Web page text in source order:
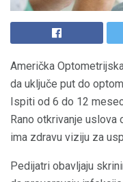
Američka
da uključe put do
Ispiti od 6 do 12
Rano otkrivanje uslova
ima zdravu viziju za
Pedijatri obavljaju